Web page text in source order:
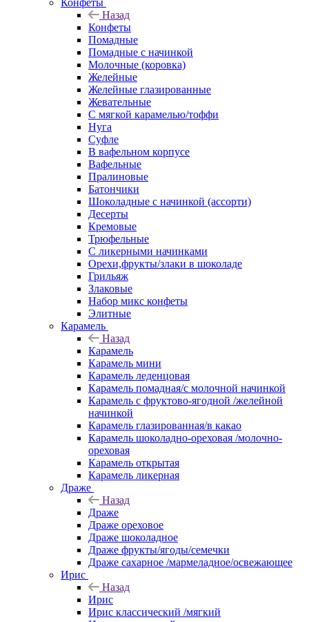
Конфеты
Назад
Конфеты
Помадные
Помадные с начинкой
Молочные (коровка)
Желейные
Желейные глазированные
Жевательные
С мягкой карамелью/тоффи
Нуга
Суфле
В вафельном корпусе
Вафельные
Пралиновые
Батончики
Шоколадные с начинкой (ассорти)
Десерты
Кремовые
Трюфельные
С ликерными начинками
Орехи,фрукты/злаки в шоколаде
Грильяж
Злаковые
Набор микс конфеты
Элитные
Карамель
Назад
Карамель
Карамель мини
Карамель леденцовая
Карамель помадная/с молочной начинкой
Карамель с фруктово-ягодной /желейной
начинкой
Карамель глазированная/в какао
Карамель шоколадно-ореховая /молочно-
ореховая
Карамель открытая
Карамель ликерная
Драже
Назад
Драже
Драже ореховое
Драже шоколадное
Драже фрукты/ягоды/семечки
Драже сахарное /мармеладное/освежающее
Ирис
Назад
Ирис
Ирис классический /мягкий